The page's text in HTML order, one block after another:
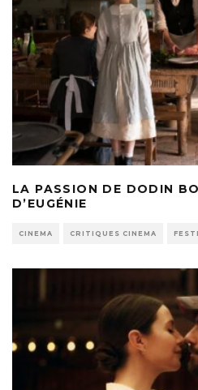
LA PASSION DE DODIN
D’EUGÉNIE
CINEMA CRITIQUES CINEMA